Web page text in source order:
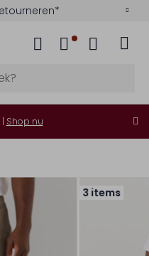
Shop nu
3 items